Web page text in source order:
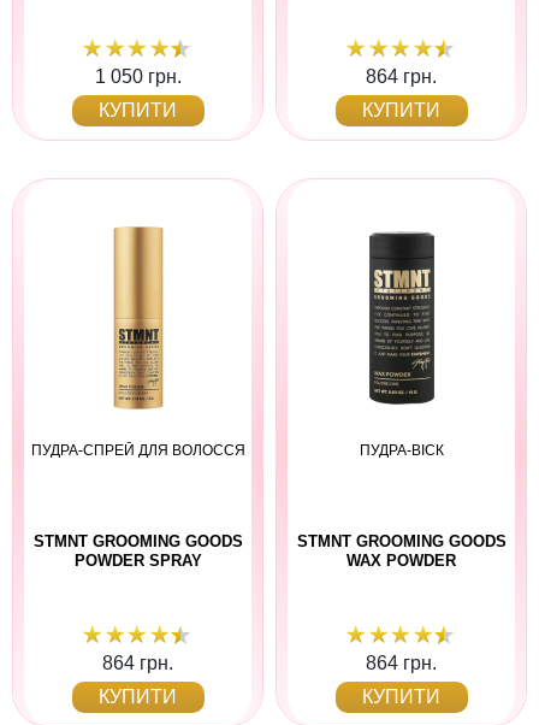
1 050 грн.
КУПИТИ
864 грн.
КУПИТИ
ПУДРА-СПРЕЙ ДЛЯ ВОЛОССЯ
STMNT GROOMING GOODS
POWDER SPRAY
864 грн.
КУПИТИ
ПУДРА-ВІСК
STMNT GROOMING GOODS
WAX POWDER
864 грн.
КУПИТИ